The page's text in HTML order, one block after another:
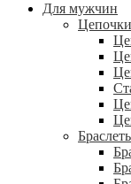
Для мужчин